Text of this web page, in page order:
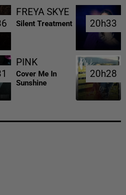
FREYA SKYE
Silent Treatment 20h33
20h33
PINK
Cover Me In
Sunshine
20h28
20h28